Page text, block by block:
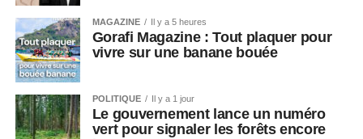
MAGAZINE Il y a 5 heures
Gorafi Magazine : Tout plaquer pour
vivre sur une banane bouée
POLITIQUE Il y a 1 jour
Le gouvernement lance un numéro
vert pour signaler les forêts encore